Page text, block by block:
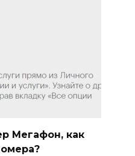
Мегафон, как